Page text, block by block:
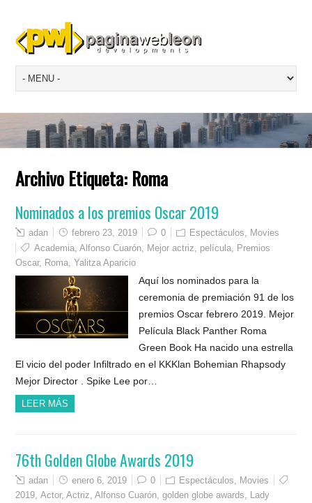
Archivo Etiqueta: Roma
Nominados a los premios Oscar 2019
adan febrero 23, 2019 0 Espectáculos
Movies
Academia ,Alfonso Cuarón Mejor actriz película
Premios
Oscar, Roma ,Yalitza Aparicio
Aquí los nominados para la
ceremonia de premiación 91 de los
premios Oscar febrero 2019. Mejor
Película Black Panther Roma
Green Book Ha nacido una estrella
El vicio del poder Infiltrado en el KKKlan Bohemian Rhapsody
Mejor Director . Spike Lee por…
LEER MÁS
76th Golden Globe Awards 2019
adan enero 6, 2019 0 Espectáculos
Movies
2019 ,Actor,Actriz ,Alfonso Cuarón ,golden globe awards
Lady